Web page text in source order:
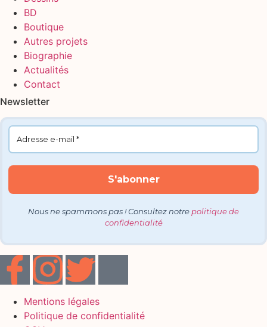
BD
Boutique
Autres projets
Biographie
Actualités
Contact
Newsletter
Nous ne spammons pas ! Consultez notre politique de
confidentialité
Mentions légales
Politique de confidentialité